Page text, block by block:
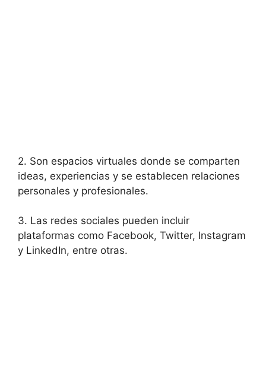
2. Son espacios virtuales donde se comparten
ideas, experiencias y se establecen relaciones
personales y profesionales.
3. Las redes sociales pueden incluir
plataformas como Facebook, Twitter, Instagram
y LinkedIn, entre otras.